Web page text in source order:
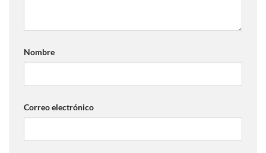
Nombre
Correo electrónico